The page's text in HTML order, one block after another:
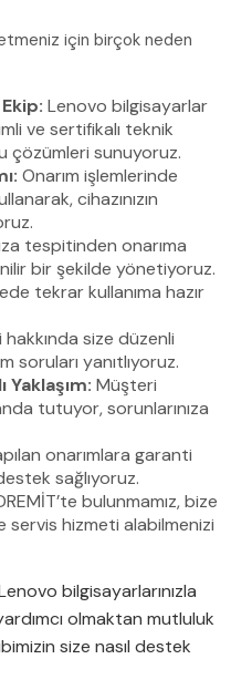
için birçok neden
Lenovo bilgisayarlar
ve sertifikalı teknik
çözümleri sunuyoruz.
Onarım işlemlerinde
cihazınızın
tespitinden onarıma
bir şekilde yönetiyoruz.
tekrar kullanıma hazır
hakkında size düzenli
soruları yanıtlıyoruz.
Müşteri
tutuyor, sorunlarınıza
onarımlara garanti
sağlıyoruz.
bulunmamız, bize
servis hizmeti alabilmenizi
bilgisayarlarınızla
olmaktan mutluluk
size nasıl destek